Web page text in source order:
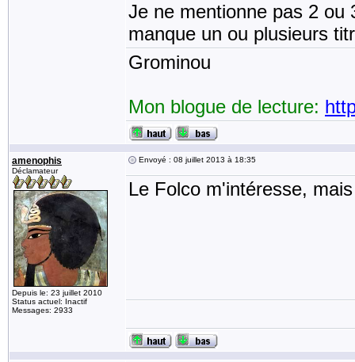
Je ne mentionne pas 2 ou
manque un ou plusieurs
Grominou
Mon blogue de lecture:
amenophis
Déclamateur
Depuis le: 23 juillet 2010
Status actuel: Inactif
Messages: 2933
Envoyé : 08 juillet 2013 à 18:35
Le Folco m'intéresse,